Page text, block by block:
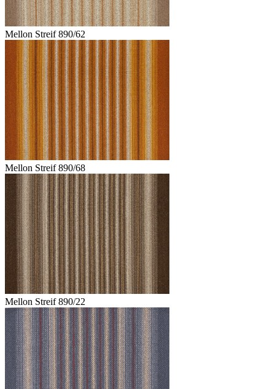
Mellon Streif 890/62
Mellon Streif 890/68
Mellon Streif 890/22